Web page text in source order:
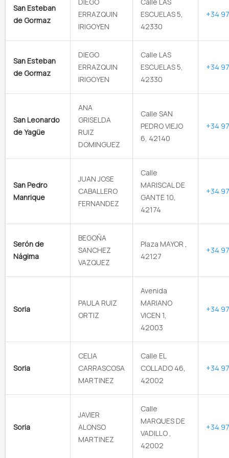
San Esteban
de Gormaz
ERRAZQUIN
IRIGOYEN
ESCUELAS 5,
42330
+34
San Esteban
de Gormaz
DIEGO
ERRAZQUIN
IRIGOYEN
Calle LAS
ESCUELAS 5,
42330
+34
San Leonardo
de Yagüe
ANA
GRISELDA
RUIZ
DOMINGUEZ
Calle SAN
PEDRO VIEJO
6, 42140
+34
San Pedro
Manrique
JUAN JOSE
CABALLERO
FERNANDEZ
Calle
MARISCAL DE
GANTE 10,
42174
+34
Serón de
Nágima
BEGOÑA
SANCHEZ
VAZQUEZ
Plaza MAYOR ,
42127
+34
Soria
PAULA RUIZ
ORTIZ
Avenida
MARIANO
VICEN 1,
42003
+34
Soria
CELIA
CARRASCOSA
MARTINEZ
Calle EL
COLLADO 46,
42002
+34
Soria
JAVIER
ALONSO
MARTINEZ
Calle
MARQUES DE
VADILLO ,
42002
+34